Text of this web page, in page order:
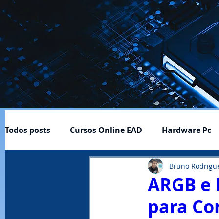
Todos posts Cursos Online EAD Hardware Pc
Ferramentas
Produtos Notícias
ARGB
para
Bruno